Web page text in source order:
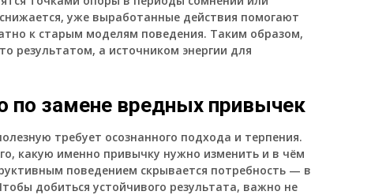
уже выработанные действия помогают
к старым моделям поведения. Таким образом,
результатом, а источником энергии для
по замене вредных привычек
требует осознанного подхода и терпения.
какую именно привычку нужно изменить и в чём
поведением скрывается потребность — в
добиться устойчивого результата, важно не